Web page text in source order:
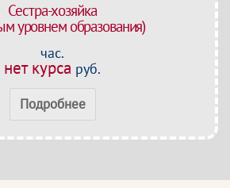
Сестра-хозяйка
уровнем образования)
час.
нет курса руб.
Подробнее